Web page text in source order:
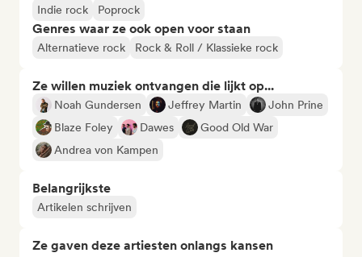
Indie rock Poprock
Genres waar ze ook open voor staan
Alternatieve rock Rock & Roll / Klassieke rock
Ze willen muziek ontvangen die lijkt op...
Noah Gundersen Jeffrey Martin
John Prine
Blaze Foley
Dawes
Good Old War
Andrea von Kampen
Belangrijkste
Artikelen schrijven
Ze gaven deze artiesten onlangs kansen